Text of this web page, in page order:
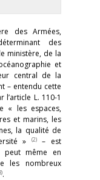
des Armées,
des
ministère, de la
et
central de la
– entendu cette
L. 110-1
« les espaces,
et marins, les
la qualité de
»
(2)– est
peut même en
les nombreux
.